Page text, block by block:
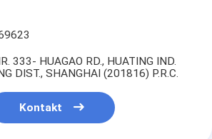
333- HUAGAO RD., HUATING IND.
DIST., SHANGHAI (201816) P.R.C.
Kontakt